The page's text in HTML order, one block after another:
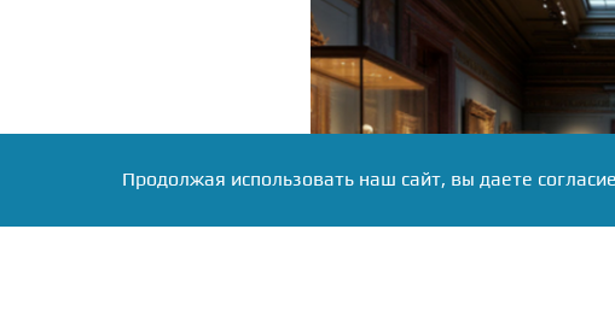
Продолжая использовать наш сайт, вы даете